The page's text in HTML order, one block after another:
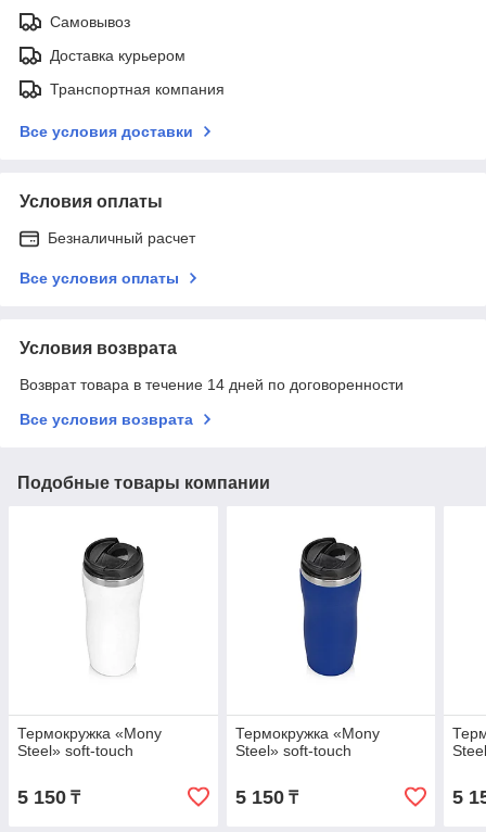
Самовывоз
Доставка курьером
Транспортная компания
Все условия доставки
Условия оплаты
Безналичный расчет
Все условия оплаты
Условия возврата
Возврат товара в течение 14 дней по договоренности
Все условия возврата
Подобные товары компании
Термокружка «Mony
Steel» soft-touch
5 150 ₸
Термокружка «Mony
Steel» soft-touch
5 150₸ 5